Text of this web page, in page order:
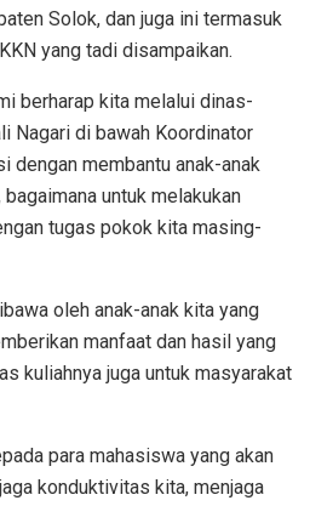
Solok, dan juga ini termasuk
yang tadi disampaikan.
berharap kita melalui dinas-
Nagari di bawah Koordinator
dengan membantu anak-anak
untuk melakukan
tugas pokok kita masing-
oleh anak-anak kita yang
manfaat dan hasil yang
kuliahnya juga untuk masyarakat
para mahasiswa yang akan
konduktivitas kita, menjaga